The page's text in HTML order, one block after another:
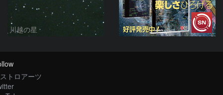
川越の星
トロアーツ